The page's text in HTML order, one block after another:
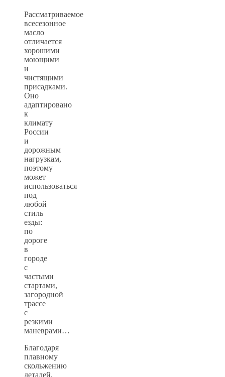
Рассматриваемое
всесезонное
масло
отличается
хорошими
моющими
и
чистящими
присадками.
Оно
адаптировано
к
климату
России
и
дорожным
нагрузкам,
поэтому
может
использоваться
под
любой
стиль
езды:
по
дороге
в
городе
с
частыми
стартами,
загородной
трассе
с
резкими
маневрами…
Благодаря
плавному
скольжению
деталей,